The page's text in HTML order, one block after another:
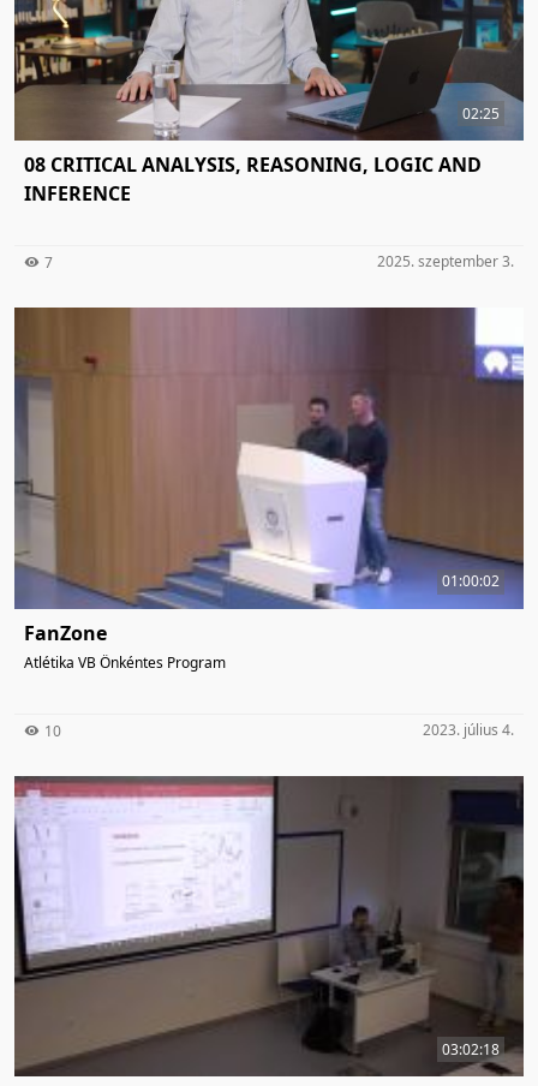
02:25
08 CRITICAL ANALYSIS, REASONING, LOGIC AND
INFERENCE
7 2025. szeptember 3.
01:00:02
FanZone
Atlétika VB Önkéntes Program
10 2023. július 4.
03:02:18